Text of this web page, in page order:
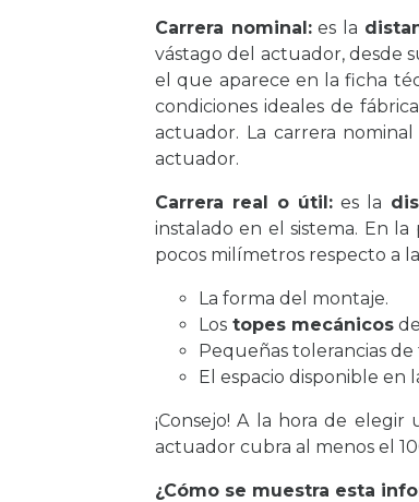
Carrera nominal:es la
vástago del actuador, desde
el que aparece en la ficha
condiciones ideales de
actuador. La carrera
actuador.
Carrera real o útil:es la
instalado en el sistema. En
pocos milímetros respecto a
La forma del montaje.
Los topes mecánicos
Pequeñas tolerancias de
El espacio disponible en
¡Consejo! A la hora de
actuador cubra al menos el
¿Cómo se muestra esta